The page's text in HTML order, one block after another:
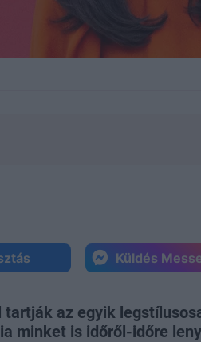
Küldés
tartják az egyik
minket is időről-időre